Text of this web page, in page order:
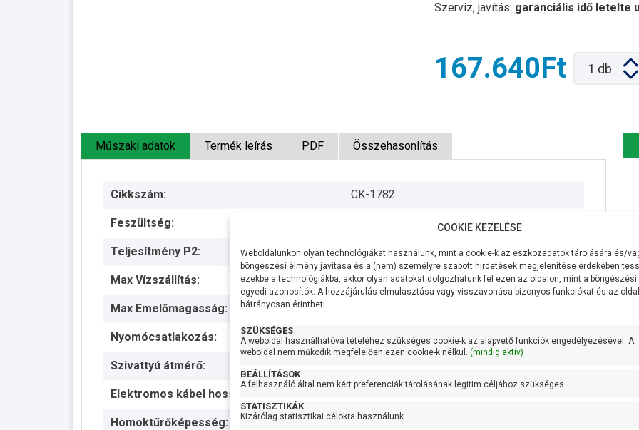
Szerviz, javítás: garanciális idő letelte
167.640Ft 1 db
Műszaki adatok Termék leírás PDF Összehasonlítás
Cikkszám: CK-1782
Feszültség:
Teljesítmény P2: 750W
Max Vízszállítás: 50 liter/perc
Max Emelőmagasság:
Nyomócsatlakozás: 1 coll
Szivattyú átmérő:
Elektromos kábel hossza: 20 méter
Homoktűrőképesség: 20 g/m3
COOKIE KEZELÉSE
Weboldalunkon olyan technológiákat használunk, mint a cookie-k az eszközadatok tárolására és/
böngészési élmény javítása és a (nem) személyre szabott hirdetések megjelenítése érdekében
ezekbe a technológiákba, akkor olyan adatokat dolgozhatunk fel ezen az oldalon, mint a
egyedi azonosítók. A hozzájárulás elmulasztása vagy visszavonása bizonyos funkciókat és az
hátrányosan érintheti.
SZÜKSÉGES
A weboldal használhatóvá tételéhez szükséges cookie-k az alapvető funkciók engedélyezésével. A
weboldal nem működik megfelelően ezen cookie-k nélkül. (mindig aktív)
BEÁLLÍTÁSOK
A felhasználó által nem kért preferenciák tárolásának legitim céljához szükséges.
STATISZTIKÁK
Kizárólag statisztikai célokra használunk.